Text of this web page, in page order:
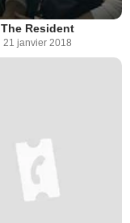
The Resident
21 janvier 2018